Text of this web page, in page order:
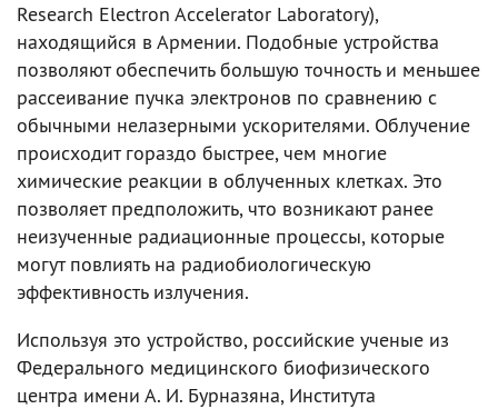
Research Electron Accelerator Laboratory),
находящийся в Армении. Подобные устройства
позволяют обеспечить большую точность и меньшее
рассеивание пучка электронов по сравнению с
обычными нелазерными ускорителями. Облучение
происходит гораздо быстрее, чем многие
химические реакции в облученных клетках. Это
позволяет предположить, что возникают ранее
неизученные радиационные процессы, которые
могут повлиять на радиобиологическую
эффективность излучения.
Используя это устройство, российские ученые из
Федерального медицинского биофизического
центра имени А. И. Бурназяна, Института